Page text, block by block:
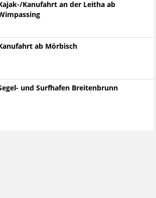
Kanufahrt an der Leitha ab
ab Mörbisch
und Surfhafen Breitenbrunn